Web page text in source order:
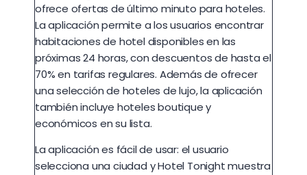
ofrece ofertas de último minuto para hoteles.
La aplicación permite a los usuarios encontrar
habitaciones de hotel disponibles en las
próximas 24 horas, con descuentos de hasta el
70% en tarifas regulares. Además de ofrecer
una selección de hoteles de lujo, la aplicación
también incluye hoteles boutique y
económicos en su lista.
La aplicación es fácil de usar: el usuario
selecciona una ciudad y Hotel Tonight muestra